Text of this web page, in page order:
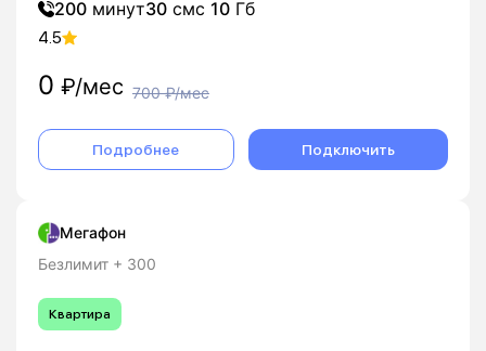
200 минут30 смс 10 Гб
4.5
0 ₽/мес 700₽/мес
Подробнее Подключить
Мегафон
Безлимит + 300
Квартира